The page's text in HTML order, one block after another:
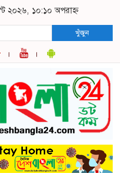
২০২৬, ১০:১০ অপরাহ্ন
খুঁজুন